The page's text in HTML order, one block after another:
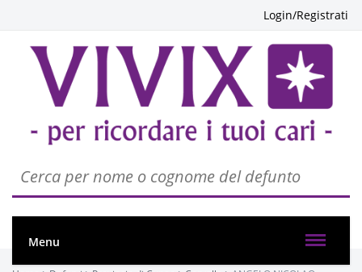
Login/Registrati
Menu
PASSATE:
1° ANNIVERSARIO